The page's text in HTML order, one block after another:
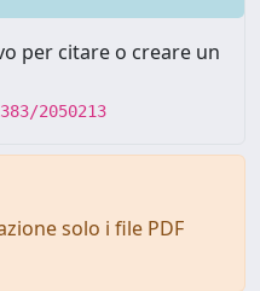
per citare o creare un
2050213
solo i file PDF